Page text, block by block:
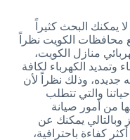
يمكنك البحث كثيراً
محافظات الكويت نظراً
منازل الكويت،
الكهرباء لكافة
جديده، وذلك نظراً لأن
والتي تتطلب
من أمور صيانة
وبالتالي يمكنك عن
كفاءة باحترافية،